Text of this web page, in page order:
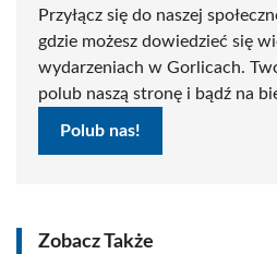
Przyłącz się do naszej
gdzie możesz dowiedzieć się
wydarzeniach w Gorlicach.
polub naszą stronę i bądź na
Polub nas!
Zobacz Także